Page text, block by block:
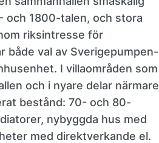
och 1800-talen, och stora
riksintresse för
både val av Sverigepumpen-
I villaområden som
och i nyare delar närmare
bestånd: 70- och 80-
nybyggda hus med
med direktverkande el.